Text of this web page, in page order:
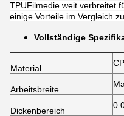
TPUFilmedie weit verbreitet
einige Vorteile im Vergleich
Vollständige
Material
Arbeitsbreite
Dickenbereich